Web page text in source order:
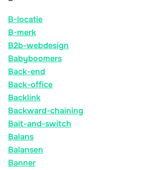
B-locatie
B-merk
B2b-webdesign
Babyboomers
Back-end
Back-office
Backlink
Backward-chaining
Bait-and-switch
Balans
Balansen
Banner